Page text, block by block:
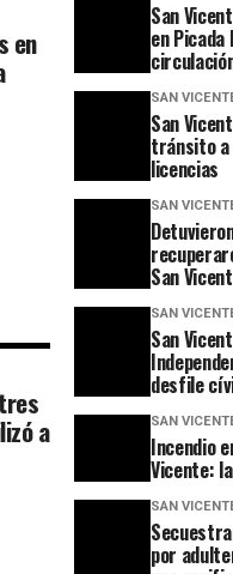
en
a
San
en
SAN
San
tránsito a
licencias
SAN
San
SAN
San
desfile
SAN
Incendio
Vicente:
SAN
por